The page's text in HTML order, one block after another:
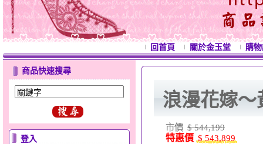
回首頁 關於金玉堂 購
商品快速搜尋
登入
浪漫花嫁～
市價 $ 544,199
特惠價 $ 543,899